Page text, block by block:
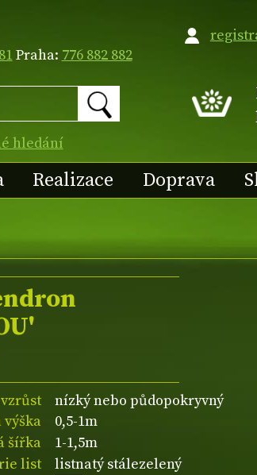
Praha: 776 882 882
hledání
Realizace Doprava
vzrůst
nízký nebo půdopokryvný
výška
0,5-1m
šířka
1-1,5m
list
listnatý stálezelený